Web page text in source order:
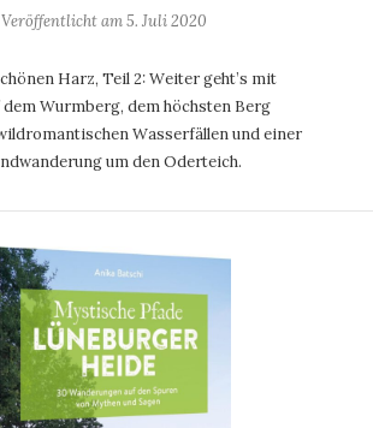
Veröffentlicht am5. Juli 2020
Harz, Teil 2: Weiter geht’s mit
Wurmberg, dem höchsten Berg
Wasserfällen und einer
um den Oderteich.